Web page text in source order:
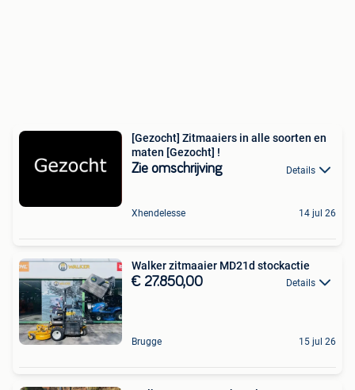
[Gezocht] Zitmaaiers in alle soorten en
maten [Gezocht] !
Zie omschrijving Details
Xhendelesse 14 jul 26
Walker zitmaaier MD21d stockactie
€ 27.850,00 Details
Brugge 15 jul 26